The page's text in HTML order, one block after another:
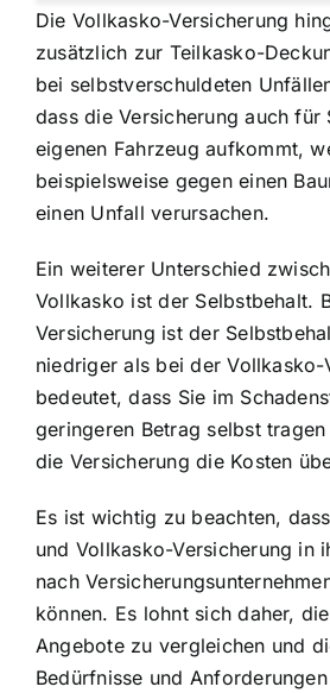
Die Vollkasko-Versicherung
zusätzlich zur Teilkasko-
bei selbstverschuldeten
dass die Versicherung auch für
eigenen Fahrzeug aufkommt,
beispielsweise gegen einen
einen Unfall verursachen.
Ein weiterer Unterschied
Vollkasko ist der Selbstbehalt.
Versicherung ist der
niedriger als bei der Vollkasko-
bedeutet, dass Sie im
geringeren Betrag selbst
die Versicherung die Kosten
Es ist wichtig zu beachten,
und Vollkasko-Versicherung in
nach
können. Es lohnt sich daher,
Angebote zu vergleichen und
Bedürfnisse und